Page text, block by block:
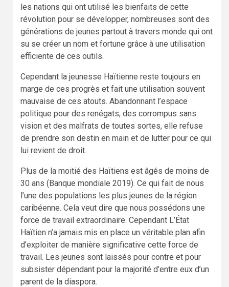
les nations qui ont utilisé les bienfaits de cette
révolution pour se développer, nombreuses sont des
générations de jeunes partout à travers monde qui ont
su se créer un nom et fortune grâce à une utilisation
efficiente de ces outils.
Cependant la jeunesse Haïtienne reste toujours en
marge de ces progrès et fait une utilisation souvent
mauvaise de ces atouts. Abandonnant l’espace
politique pour des renégats, des corrompus sans
vision et des malfrats de toutes sortes, elle refuse
de prendre son destin en main et de lutter pour ce qui
lui revient de droit.
Plus de la moitié des Haïtiens est âgés de moins de
30 ans (Banque mondiale 2019). Ce qui fait de nous
l’une des populations les plus jeunes de la région
caribéenne. Cela veut dire que nous possédons une
force de travail extraordinaire. Cependant L’État
Haïtien n’a jamais mis en place un véritable plan afin
d’exploiter de manière significative cette force de
travail. Les jeunes sont laissés pour contre et pour
subsister dépendant pour la majorité d’entre eux d’un
parent de la diaspora.